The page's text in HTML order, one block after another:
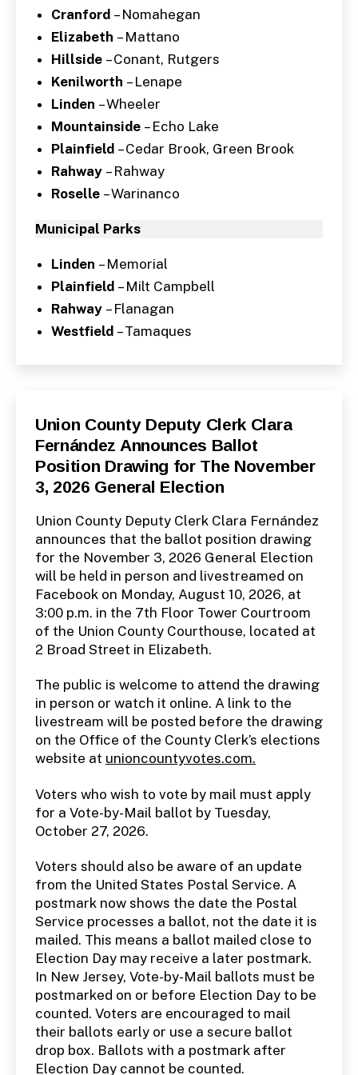
Cranford – Nomahegan
Elizabeth – Mattano
Hillside – Conant, Rutgers
Kenilworth – Lenape
Linden – Wheeler
Mountainside – Echo Lake
Plainfield – Cedar Brook, Green Brook
Rahway – Rahway
Roselle – Warinanco
Municipal Parks
Linden – Memorial
Plainfield – Milt Campbell
Rahway – Flanagan
Westfield – Tamaques
Categories
P
U
B
I
C
I
F
O
P
U
L
I
N
O
I
S
Union County Deputy Clerk Clara
Fernández Announces Ballot
Position Drawing for The November
3, 2026 General Election
Union County Deputy Clerk Clara Fernández
announces that the ballot position drawing
for the November 3, 2026 General Election
will be held in person and livestreamed on
Facebook on Monday, August 10, 2026, at
3:00 p.m. in the 7th Floor Tower Courtroom
of the Union County Courthouse, located at
2 Broad Street in Elizabeth.
The public is welcome to attend the drawing
in person or watch it online. A link to the
livestream will be posted before the drawing
on the Office of the County Clerk’s elections
website at unioncountyvotes.com.
Voters who wish to vote by mail must apply
for a Vote-by-Mail ballot by Tuesday,
October 27, 2026.
Voters should also be aware of an update
from the United States Postal Service. A
postmark now shows the date the Postal
Service processes a ballot, not the date it is
mailed. This means a ballot mailed close to
Election Day may receive a later postmark.
In New Jersey, Vote-by-Mail ballots must be
postmarked on or before Election Day to be
counted. Voters are encouraged to mail
their ballots early or use a secure ballot
drop box. Ballots with a postmark after
Election Day cannot be counted.